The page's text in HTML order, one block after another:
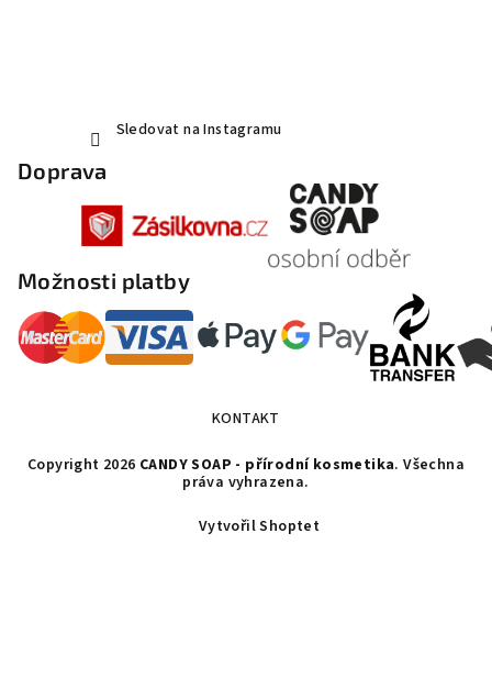
Sledovat na Instagramu
Doprava
Možnosti platby
KONTAKT
Copyright 2026 CANDY SOAP - přírodní kosmetika. Všechna
práva vyhrazena.
Vytvořil Shoptet